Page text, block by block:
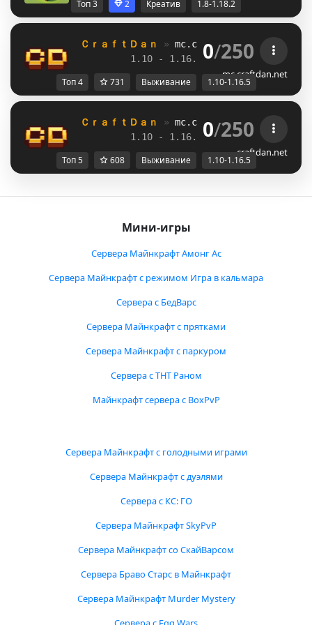
Топ 3 2 Креатив 1.8-1.18.2
ＣｒａｆｔＤａｎ » mc.craftdan.net //
1.10 - 1.16.5 //
0/250
mc.craftdan.net
Топ 4 731 Выживание 1.10-1.16.5
ＣｒａｆｔＤａｎ » mc.craftdan.net //
1.10 - 1.16.5 //
0/250
craftdan.net
Топ 5 608 Выживание 1.10-1.16.5
Мини-игры
Сервера Майнкрафт Амонг Ас
Сервера Майнкрафт с режимом Игра в кальмара
Сервера с БедВарс
Сервера Майнкрафт с прятками
Сервера Майнкрафт с паркуром
Сервера с ТНТ Раном
Майнкрафт сервера с BoxPvP
Сервера Майнкрафт с голодными играми
Сервера Майнкрафт с дуэлями
Сервера с КС: ГО
Сервера Майнкрафт SkyPvP
Сервера Майнкрафт со СкайВарсом
Сервера Браво Старс в Майнкрафт
Сервера Майнкрафт Murder Mystery